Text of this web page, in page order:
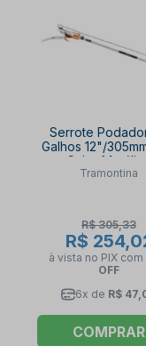
Serrote
Galhos 12"/
Cabo Metálico
Extensível 3mt
Tramontina
R$ 305,33
R$
à vista no PIX com
OFF
6x de R$
COMPRAR